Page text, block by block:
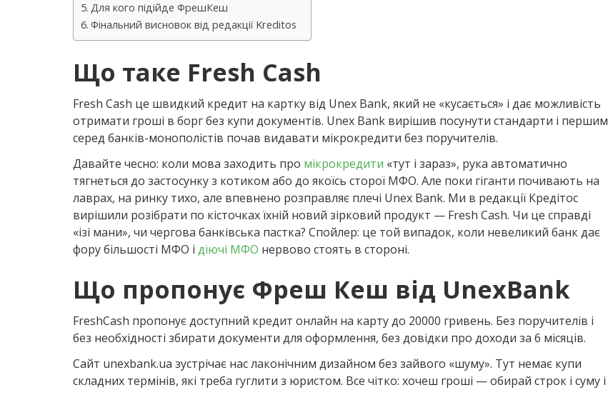
Для кого підійде ФрешКеш
Фінальний висновок від редакції Kreditos
Що таке Fresh Cash
Fresh Cash це швидкий кредит на картку від Unex Bank, який не «кусається» і дає можливість
отримати гроші в борг без купи документів. Unex Bank вирішив посунути стандарти і першим
серед банків-монополістів почав видавати мікрокредити без поручителів.
Давайте чесно: коли мова заходить про мікрокредити «тут і зараз», рука автоматично
тягнеться до застосунку з котиком або до якоїсь сторої МФО. Але поки гіганти почивають на
лаврах, на ринку тихо, але впевнено розправляє плечі Unex Bank. Ми в редакції Кредітос
вирішили розібрати по кісточках їхній новий зірковий продукт — Fresh Cash. Чи це справді
«ізі мани», чи чергова банківська пастка? Спойлер: це той випадок, коли невеликий банк дає
фору більшості МФО і діючі МФО нервово стоять в стороні.
Що пропонує Фреш Кеш від UnexBank
FreshCash пропонує доступний кредит онлайн на карту до 20000 гривень. Без поручителів і
без необхідності збирати документи для оформлення, без довідки про доходи за 6 місяців.
Сайт unexbank.ua зустрічає нас лаконічним дизайном без зайвого «шуму». Тут немає купи
складних термінів, які треба гуглити з юристом. Все чітко: хочеш гроші — обирай строк і суму і